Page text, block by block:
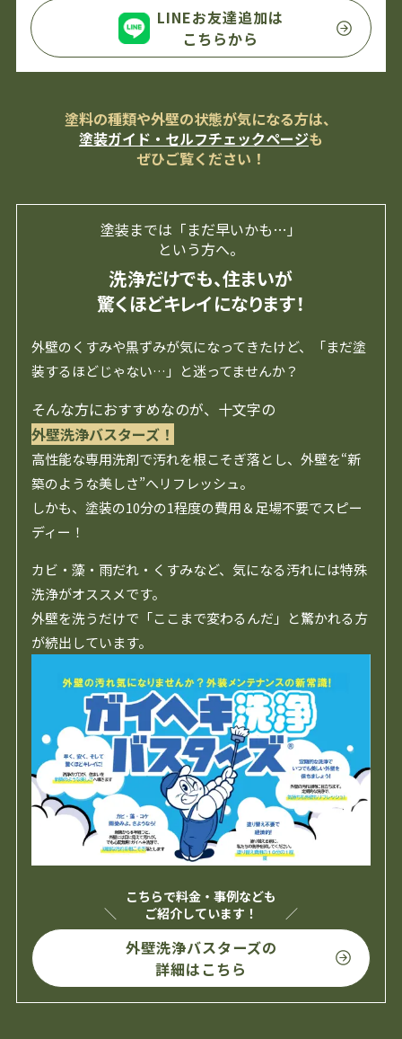
LINEお友達追加は
こちらから
塗料の種類や外壁の状態が気になる方は、
塗装ガイド・セルフチェックページも
ぜひご覧ください！
塗装までは「まだ早いかも…」
という方へ。
洗浄だけでも、住まいが
驚くほどキレイになります！
外壁のくすみや黒ずみが気になってきたけど、「まだ塗
装するほどじゃない…」と迷ってませんか？
そんな方におすすめなのが、十文字の
外壁洗浄バスターズ！
高性能な専用洗剤で汚れを根こそぎ落とし、外壁を“新
築のような美しさ”へリフレッシュ。
しかも、塗装の10分の1程度の費用＆足場不要でスピー
ディー！
カビ・藻・雨だれ・くすみなど、気になる汚れには特殊
洗浄がオススメです。
外壁を洗うだけで「ここまで変わるんだ」と驚かれる方
が続出しています。
こちらで料金・事例なども
ご紹介しています！
外壁洗浄バスターズの
詳細はこちら